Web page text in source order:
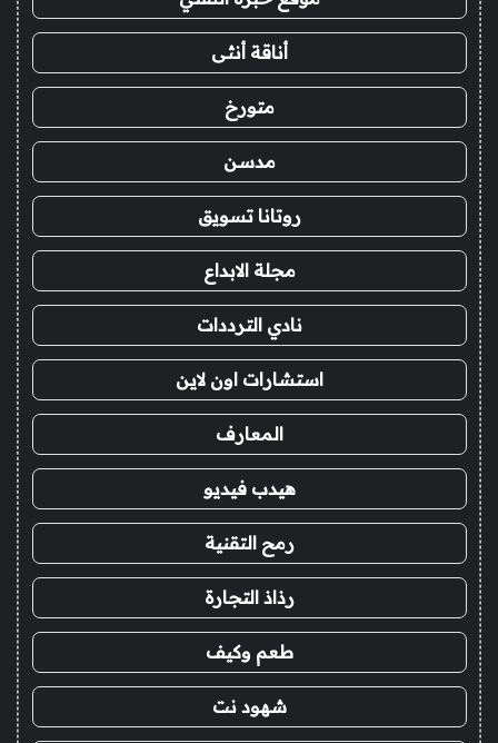
أناقة أنثى
متورخ
مدسن
روتانا تسويق
مجلة الابداع
نادي الترددات
استشارات اون لاين
المعارف
هيدب فيديو
رمح التقنية
رذاذ التجارة
طعم وكيف
شهود نت